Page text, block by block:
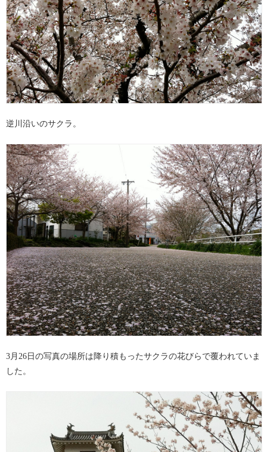
逆川沿いのサクラ。
3月26日の写真の場所は降り積もったサクラの花びらで覆われていま
した。